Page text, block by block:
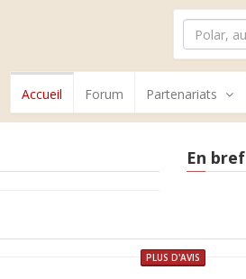
Accueil Forum Partenariats
En bref
PLUS D'AVIS